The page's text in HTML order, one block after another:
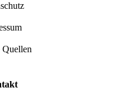
Quellen